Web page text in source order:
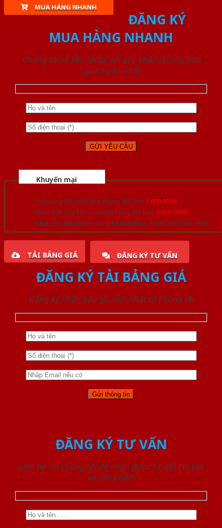
MUA HÀNG NHANH
ĐĂNG KÝ
MUA HÀNG NHANH
Chúng tôi sẽ liên lạc lại với quý khách trong thời
gian ngắn nhất
Khuyến mại
Quà tặng đồ nội thất trang trí lên đến 1.000.000đ
Giảm trực tiếp khi mua đơn hàng lớn hơn 3.000.000đ
Nhiều ưu đãi lớn khi đăng ký tài khoản thành viên thân thiết
TẢI BẢNG GIÁ ĐĂNG KÝ TƯ VẤN
ĐĂNG KÝ TẢI BẢNG GIÁ
Đăng ký nhận báo giá mới nhất từ chúng tôi
ĐĂNG KÝ TƯ VẤN
Liên hệ với chúng tôi để nhận được tư vấn chi tiết
về sản phẩm